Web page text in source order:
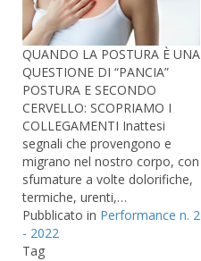
QUANDO LA POSTURA È UNA
QUESTIONE DI “PANCIA”
POSTURA E SECONDO
CERVELLO: SCOPRIAMO I
COLLEGAMENTI Inattesi
segnali che provengono e
migrano nel nostro corpo, con
sfumature a volte dolorifiche,
termiche, urenti,…
Pubblicato in Performance n. 2
- 2022
Tag